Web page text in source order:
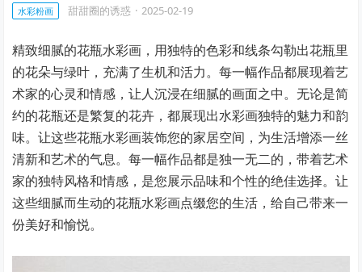
水彩粉画 甜甜圈的诱惑 · 2025-02-19
精致细腻的花瓶水彩画，用独特的色彩和线条勾勒出花瓶里
的花朵与绿叶，充满了生机和活力。每一幅作品都展现着艺
术家的心灵和情感，让人沉浸在细腻的画面之中。无论是简
约的花瓶还是繁复的花卉，都展现出水彩画独特的魅力和韵
味。让这些花瓶水彩画装饰您的家居空间，为生活增添一丝
清新和艺术的气息。每一幅作品都是独一无二的，带着艺术
家的独特风格和情感，是您展示品味和个性的绝佳选择。让
这些细腻而生动的花瓶水彩画点缀您的生活，给自己带来一
份美好和愉悦。